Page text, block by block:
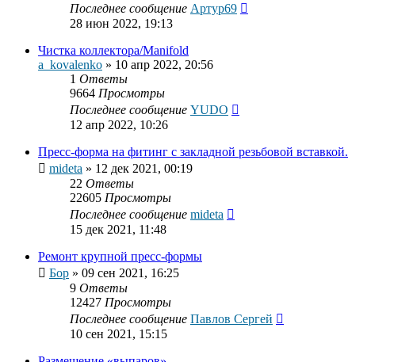
Последнее сообщение Артур69
28 июн 2022, 19:13
Чистка коллектора/Manifold
a_kovalenko » 10 апр 2022, 20:56
1 Ответы
9664 Просмотры
Последнее сообщение YUDO
12 апр 2022, 10:26
Пресс-форма на фитинг с закладной резьбовой вставкой.
mideta » 12 дек 2021, 00:19
22 Ответы
22605 Просмотры
Последнее сообщение mideta
15 дек 2021, 11:48
Ремонт крупной пресс-формы
Бор » 09 сен 2021, 16:25
9 Ответы
12427 Просмотры
Последнее сообщение Павлов Сергей
10 сен 2021, 15:15